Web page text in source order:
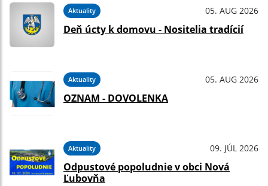
Aktuality 05. AUG 2026
Deň úcty k domovu - Nositelia tradícií
Aktuality 05. AUG 2026
OZNAM - DOVOLENKA
Aktuality 09. JÚL 2026
Odpustové popoludnie v obci Nová
Ľubovňa